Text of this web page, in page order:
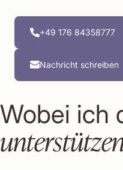
+49 176 84358777
Nachricht schreiben
Wobei ich